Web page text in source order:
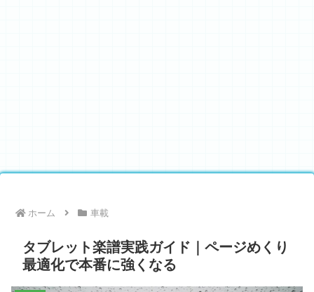
ホーム 車載
タブレット楽譜実践ガイド｜ページめくり
最適化で本番に強くなる